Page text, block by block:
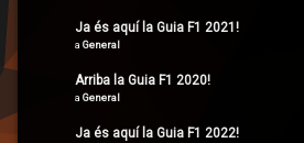
Ja és aquí la Guia F1 2021!
a General
Arriba la Guia F1 2020!
a General
Ja és aquí la Guia F1 2022!